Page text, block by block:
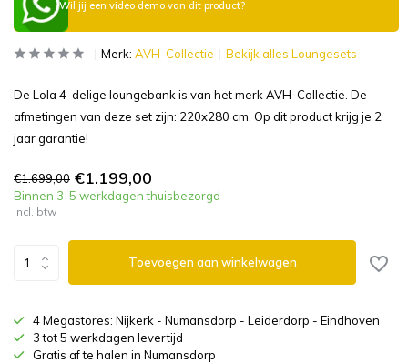
Wil jij een video demo van dit product?
Merk: AVH-Collectie Bekijk alles Loungesets
De Lola 4-delige loungebank is van het merk AVH-Collectie. De
afmetingen van deze set zijn: 220x280 cm. Op dit product krijg je 2
jaar garantie!
€1.699,00 €1.199,00
Binnen 3-5 werkdagen thuisbezorgd
Incl. btw
Toevoegen aan winkelwagen
4 Megastores: Nijkerk - Numansdorp - Leiderdorp - Eindhoven
3 tot 5 werkdagen levertijd
Gratis af te halen in Numansdorp